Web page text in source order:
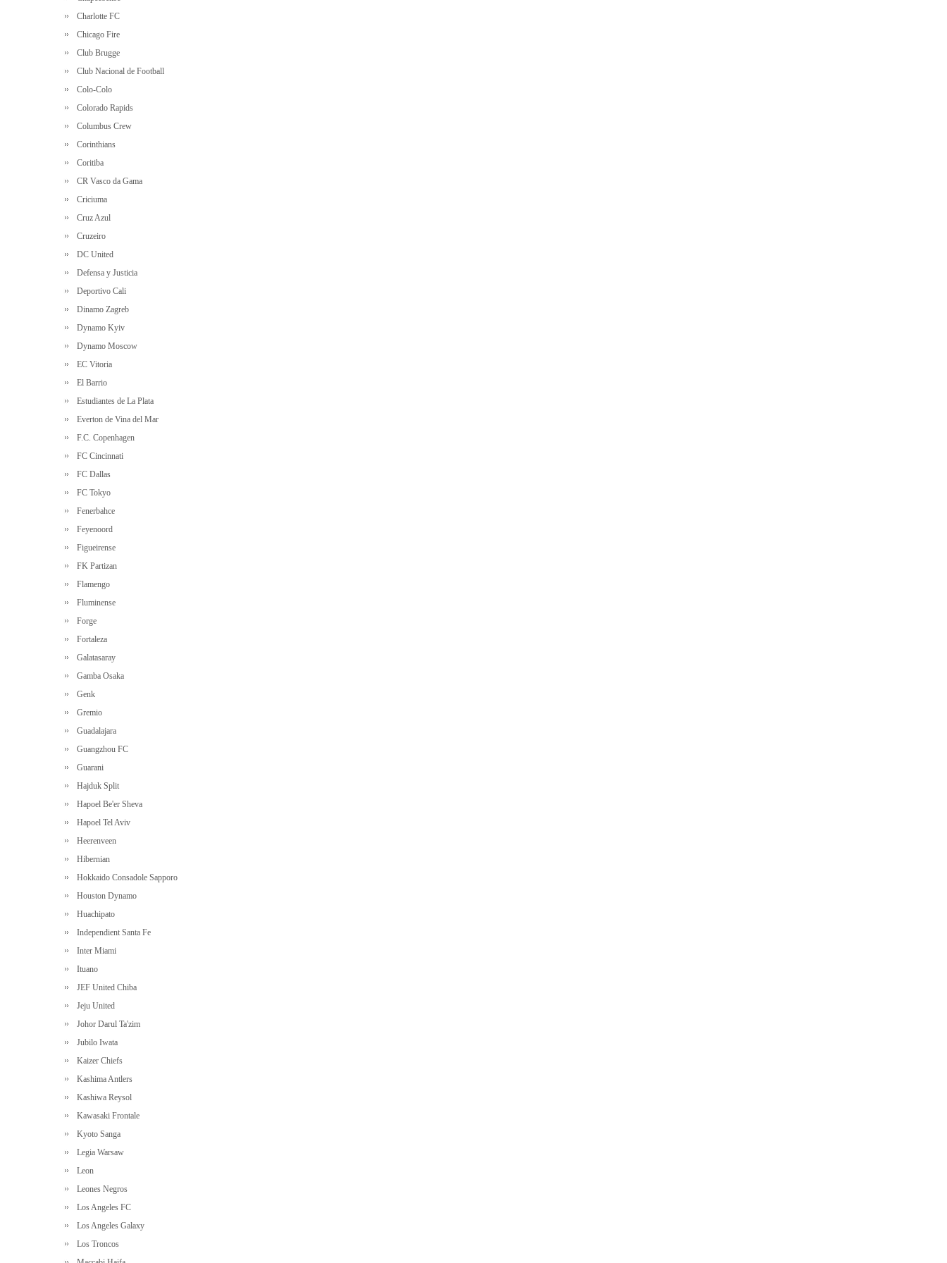
Charlotte FC
Chicago Fire
Club Brugge
Club Nacional de Football
Colo-Colo
Colorado Rapids
Columbus Crew
Corinthians
Coritiba
CR Vasco da Gama
Criciuma
Cruz Azul
Cruzeiro
DC United
Defensa y Justicia
Deportivo Cali
Dinamo Zagreb
Dynamo Kyiv
Dynamo Moscow
EC Vitoria
El Barrio
Estudiantes de La Plata
Everton de Vina del Mar
F.C. Copenhagen
FC Cincinnati
FC Dallas
FC Tokyo
Fenerbahce
Feyenoord
Figueirense
FK Partizan
Flamengo
Fluminense
Forge
Fortaleza
Galatasaray
Gamba Osaka
Genk
Gremio
Guadalajara
Guangzhou FC
Guarani
Hajduk Split
Hapoel Be'er Sheva
Hapoel Tel Aviv
Heerenveen
Hibernian
Hokkaido Consadole Sapporo
Houston Dynamo
Huachipato
Independient Santa Fe
Inter Miami
Ituano
JEF United Chiba
Jeju United
Johor Darul Ta'zim
Jubilo Iwata
Kaizer Chiefs
Kashima Antlers
Kashiwa Reysol
Kawasaki Frontale
Kyoto Sanga
Legia Warsaw
Leon
Leones Negros
Los Angeles FC
Los Angeles Galaxy
Los Troncos